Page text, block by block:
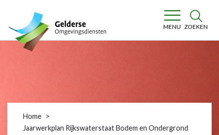
Gelderse Omgevingsdiensten
MENU ZOEKEN
Home
Jaarwerkplan Rijkswaterstaat Bodem en Ondergrond